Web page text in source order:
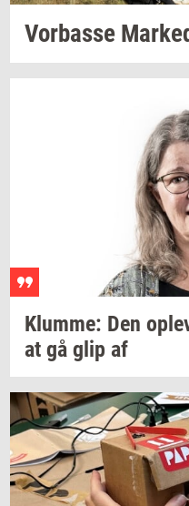
Vor­bas­se
Klum­me: Den
at gå glip af